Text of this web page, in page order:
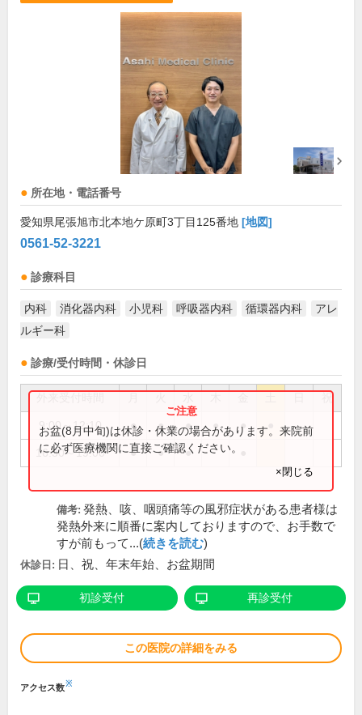
所在地・電話番号
愛知県尾張旭市北本地ケ原町3丁目125番地 [地図]
0561-52-3221
診療科目
内科 消化器内科 小児科 呼吸器内科 循環器内科
アレ
ルギー科
診療/受付時間・休診日
祝
9:00～12:10 ● ● ● ● ●
16:30～19:00 ● ● ●
お盆(8月中旬)は休診・休業の場合があります。来院前
に必ず医療機関に直接ご確認ください。
×閉じる
備考: 発熱、咳、咽頭痛等の風邪症状がある患者様は
発熱外来に順番に案内しておりますので、お手数で
すが前もって...(続きを読む)
休診日: 日、祝、年末年始、お盆期間
初診受付 再診受付
この医院の詳細をみる
アクセス数※